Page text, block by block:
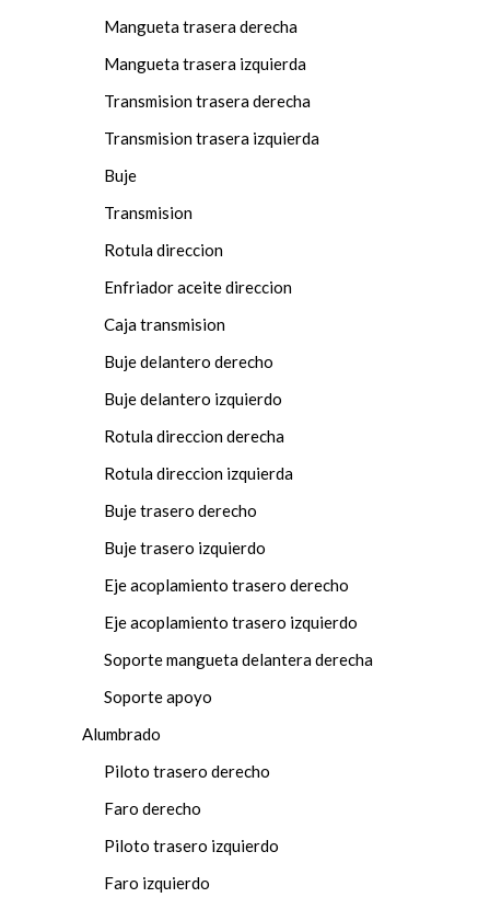
Mangueta trasera derecha
Mangueta trasera izquierda
Transmision trasera derecha
Transmision trasera izquierda
Buje
Transmision
Rotula direccion
Enfriador aceite direccion
Caja transmision
Buje delantero derecho
Buje delantero izquierdo
Rotula direccion derecha
Rotula direccion izquierda
Buje trasero derecho
Buje trasero izquierdo
Eje acoplamiento trasero derecho
Eje acoplamiento trasero izquierdo
Soporte mangueta delantera derecha
Soporte apoyo
Alumbrado
Piloto trasero derecho
Faro derecho
Piloto trasero izquierdo
Faro izquierdo